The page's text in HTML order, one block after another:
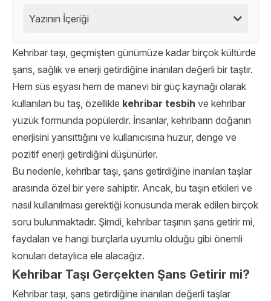
Yazının İçeriği
Kehribar taşı, geçmişten günümüze kadar birçok kültürde
şans, sağlık ve enerji getirdiğine inanılan değerli bir taştır.
Hem süs eşyası hem de manevi bir güç kaynağı olarak
kullanılan bu taş, özellikle kehribar tesbih ve kehribar
yüzük formunda popülerdir. İnsanlar, kehribarın doğanın
enerjisini yansıttığını ve kullanıcısına huzur, denge ve
pozitif enerji getirdiğini düşünürler.
Bu nedenle, kehribar taşı, şans getirdiğine inanılan taşlar
arasında özel bir yere sahiptir. Ancak, bu taşın etkileri ve
nasıl kullanılması gerektiği konusunda merak edilen birçok
soru bulunmaktadır. Şimdi, kehribar taşının şans getirir mi,
faydaları ve hangi burçlarla uyumlu olduğu gibi önemli
konuları detaylıca ele alacağız.
Kehribar Taşı Gerçekten Şans Getirir mi?
Kehribar taşı, şans getirdiğine inanılan değerli taşlar